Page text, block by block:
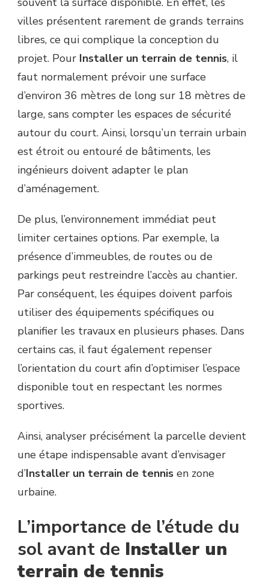
INSTALLER
UN
TERRAIN
TENNIS
?
villes présentent rarement de grands terrains
libres, ce qui complique la conception du
projet. Pour Installer un terrain de tennis, il
faut normalement prévoir une surface
d’environ 36 mètres de long sur 18 mètres de
large, sans compter les espaces de sécurité
autour du court. Ainsi, lorsqu’un terrain urbain
est étroit ou entouré de bâtiments, les
ingénieurs doivent adapter le plan
d’aménagement.
De plus, l’environnement immédiat peut
limiter certaines options. Par exemple, la
présence d’immeubles, de routes ou de
parkings peut restreindre l’accès au chantier.
Par conséquent, les équipes doivent parfois
utiliser des équipements spécifiques ou
planifier les travaux en plusieurs phases. Dans
certains cas, il faut également repenser
l’orientation du court afin d’optimiser l’espace
disponible tout en respectant les normes
sportives.
Ainsi, analyser précisément la parcelle devient
une étape indispensable avant d’envisager
d’Installer un terrain de tennis en zone
urbaine.
L’importance de l’étude du
sol avant de Installer un
terrain de tennis